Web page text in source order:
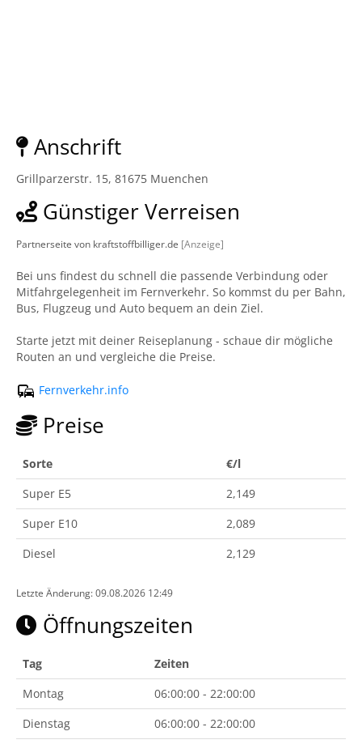
Anschrift
Grillparzerstr. 15, 81675 Muenchen
Günstiger Verreisen
Partnerseite von kraftstoffbilliger.de [Anzeige]
Bei uns findest du schnell die passende Verbindung oder
Mitfahrgelegenheit im Fernverkehr. So kommst du per Bahn,
Bus, Flugzeug und Auto bequem an dein Ziel.
Starte jetzt mit deiner Reiseplanung - schaue dir mögliche
Routen an und vergleiche die Preise.
Fernverkehr.info
Preise
Sorte
€/l
Super E5
2,149
Super E10
2,089
Diesel
2,129
Letzte Änderung: 09.08.2026 12:49
Öffnungszeiten
Tag
Zeiten
Montag
06:00:00 - 22:00:00
Dienstag
06:00:00 - 22:00:00